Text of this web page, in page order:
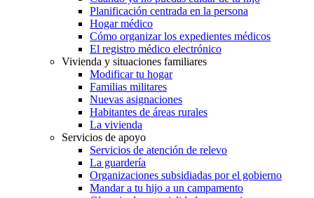
Planificación centrada en la persona
Hogar médico
Cómo organizar los expedientes médicos
El registro médico electrónico
Vivienda y situaciones familiares
Modificar tu hogar
Familias militares
Nuevas asignaciones
Habitantes de áreas rurales
La vivienda
Servicios de apoyo
Servicios de atención de relevo
La guardería
Organizaciones subsidiadas por el gobierno
Mandar a tu hijo a un campamento